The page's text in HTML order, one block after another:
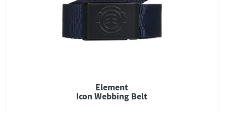
Element
Icon Webbing Belt